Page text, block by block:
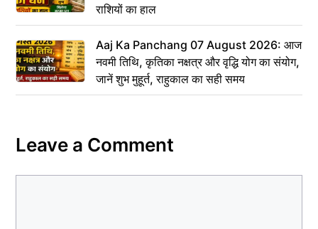
राशियों का हाल
Aaj Ka Panchang 07 August 2026: आज
नवमी तिथि, कृतिका नक्षत्र और वृद्धि योग का संयोग,
जानें शुभ मुहूर्त, राहुकाल का सही समय
Leave a Comment